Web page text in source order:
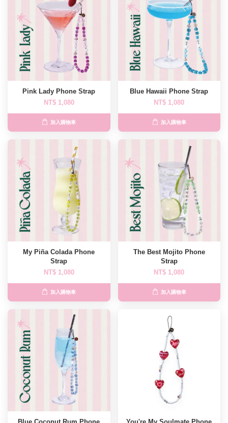
Pink Lady Phone Strap
NT$ 1,080
加入購物車
Blue Hawaii Phone Strap
NT$ 1,080
加入購物車
My Piña Colada Phone
Strap
NT$ 1,080
加入購物車
The Best Mojito Phone
Strap
NT$ 1,080
加入購物車